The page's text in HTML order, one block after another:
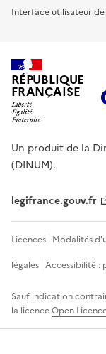
Interface utilisateur
RÉPUBLIQUE
FRANÇAISE
Un produit de la
(DINUM).
legifrance.gouv.fr
Licences Modalités
légales Accessibilité :
Sauf indication
la licenceOpen